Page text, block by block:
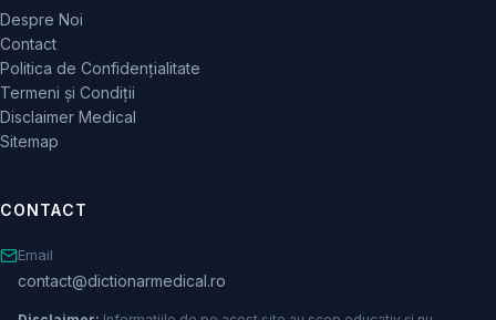
Despre Noi
Contact
Politica de Confidențialitate
Termeni și Condiții
Disclaimer Medical
Sitemap
CONTACT
Email
contact@dictionarmedical.ro